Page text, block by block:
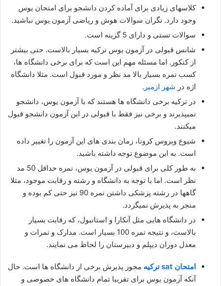
کلاسهای زیادی برای آماده کردن دانشجو برای امتحان یوس
وجود دارد. نگران سوالات هوش و ریاضی آزمون یوس نباشید.
سوالات تستی و دارای 5 گزینه است.
شانس قبولی در آزمون یوس ترکیه بسیار بالاست. حتی بیشتر
از کنکور. اما مسئله مهم این است که برای برخی دانشگاه ها،
کسب نمره بسیار بالا مد نظر و مورد قبول است. مثلا دانشگاه
اژه در شهر ازمیر .
در ترکیه برخی دانشگاه ها هستند که با آزمون یوس، دانشجو
نمیپذیرند و برخی نیز فقط با قبولی در این آزمون دانشجو قبول
میکنند.
شیوع ویروس کرونا، زمان بندی های این آزمون را تغییر داده
است. به این موضوع توجه داشته باشید.
به طور کلی برای قبولی در آزمون یوس، نمره حداقل 50 مد
نظر است. اما با توجه به دانشگاه و رشته و رقابت موجود، مثلا
گاهها در رشته پزشکی داشتن نمره 90 نیز حتی کم بوده و
منجر به پذیرش نمیگردد.
در دانشگاه هایی مثل آنکارا و استانبول، که رقابت بسیار
بالاست، و نتیجه نمره 100 بسیار است. مدارک و نمرات و
معدل دوران دیپلم و دبیرستان را لحاظ می نمایند.
امتحان sat تركيه
مجوز پذیرش برخی از دانشگاه ها است. حال
آنکه آزمون یوس برای تقریبا تمام دانشگاه های خصوصی و